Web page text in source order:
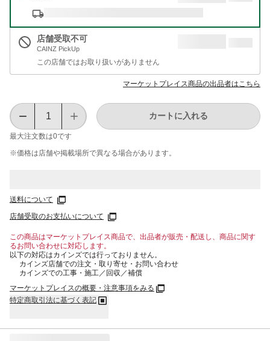
店舗受取不可
CAINZ PickUp
この店舗ではお取り扱いがありません
マーケットプレイス商品の出品者はこちら
最大注文数は0です
カートに入れる
※価格は​店舗や​掲載場所で​異なる​場合が​あります。
送料について
店舗受取のお支払いについて
この商品はマーケットプレイス商品で、出品者が販売・配送し、商品に関す
るお問い合わせに対応します。
以下の対応はカインズでは行っておりません。
カインズ店舗での注文・取り寄せ・お問い合わせ
カインズでの工事・施工／回収／補償
マーケットプレイスの概要・注意事項をみる
特定商取引法に基づく表記